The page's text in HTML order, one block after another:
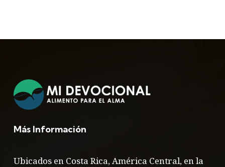
Más Información
Ubicados en Costa Rica, América Central, en la